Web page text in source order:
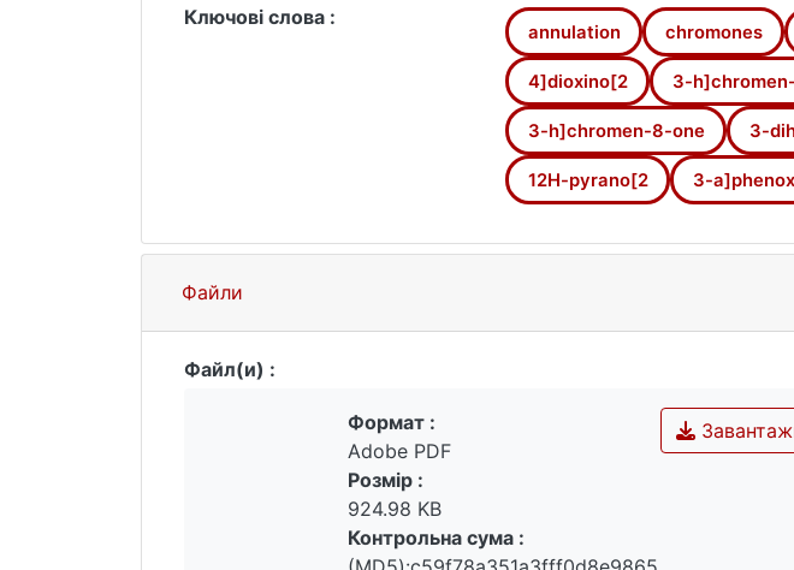
Ключові слова :
annulation chromones
4]dioxino[2 3-
3-h]chromen-8-one 3-
12H-pyrano[2 3-
Файли
Файл(и) :
Формат :
Adobe PDF
Розмір :
924.98 KB
Контрольна сума :